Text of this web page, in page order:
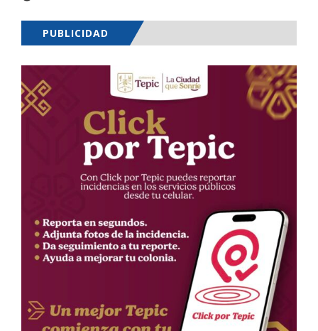
PUBLICIDAD